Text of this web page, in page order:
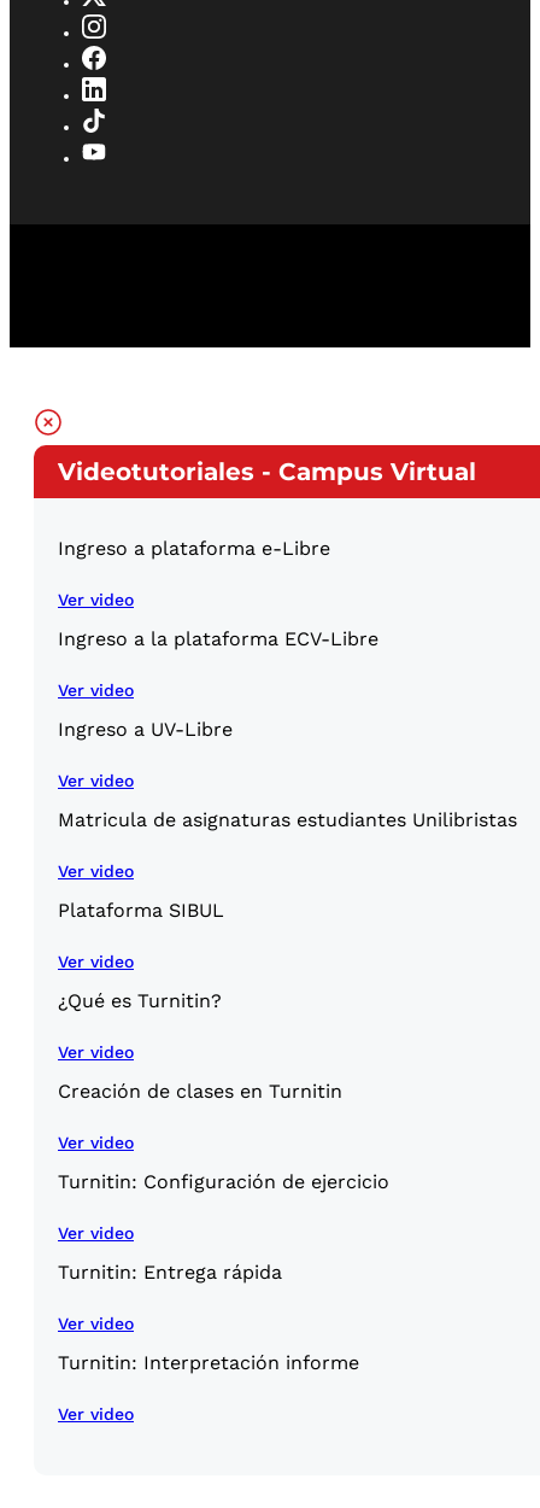
Videotutoriales - Campus Virtual
Ingreso a plataforma e-Libre
Ver video
Ingreso a la plataforma ECV-Libre
Ver video
Ingreso a UV-Libre
Ver video
Matricula de asignaturas estudiantes Unilibristas
Ver video
Plataforma SIBUL
Ver video
¿Qué es Turnitin?
Ver video
Creación de clases en Turnitin
Ver video
Turnitin: Configuración de ejercicio
Ver video
Turnitin: Entrega rápida
Ver video
Turnitin: Interpretación informe
Ver video